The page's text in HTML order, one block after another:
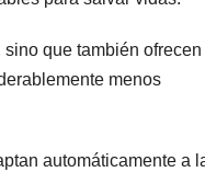
‌que también ofrecen
menos
automáticamente a